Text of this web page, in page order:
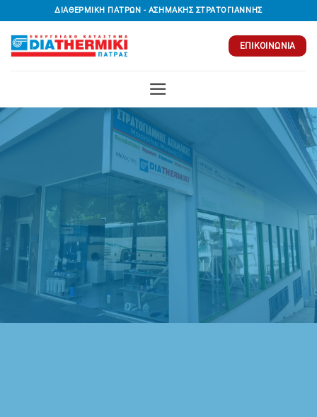
στο
περιεχόμενο
ΔΙΑΘΕΡΜΙΚΗ ΠΑΤΡΩΝ - ΑΣΗΜΑΚΗΣ ΣΤΡΑΤΟΓΙΑΝΝΗΣ
ΕΠΙΚΟΙΝΩΝΊΑ